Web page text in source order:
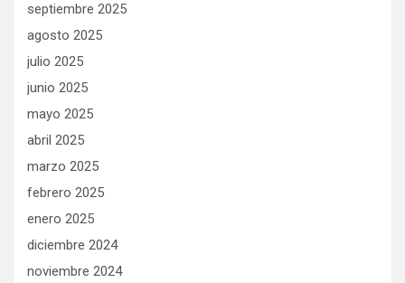
septiembre 2025
agosto 2025
julio 2025
junio 2025
mayo 2025
abril 2025
marzo 2025
febrero 2025
enero 2025
diciembre 2024
noviembre 2024